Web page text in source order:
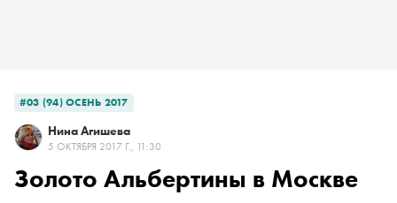
#03 (94) ОСЕНЬ 2017
Нина Агишева
5 ОКТЯБРЯ 2017 Г., 11:30
Золото Альбертины в Москве